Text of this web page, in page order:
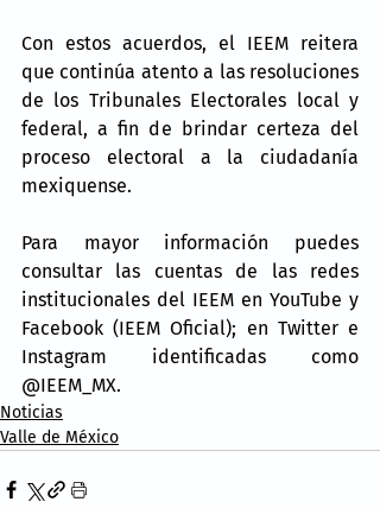
Con estos acuerdos, el IEEM reitera
que continúa atento a las resoluciones
de los Tribunales Electorales local y
federal, a fin de brindar certeza del
proceso electoral a la ciudadanía
mexiquense.
Para mayor información puedes
consultar las cuentas de las redes
institucionales del IEEM en YouTube y
Facebook (IEEM Oficial); en Twitter e
Instagram identificadas como
@IEEM_MX.
Noticias
Valle de México